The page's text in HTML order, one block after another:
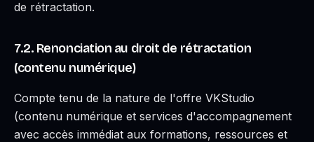
de rétractation.
7.2. Renonciation au droit de rétractation
(contenu numérique)
Compte tenu de la nature de l'offre VKStudio
(contenu numérique et services d'accompagnement
avec accès immédiat aux formations, ressources et